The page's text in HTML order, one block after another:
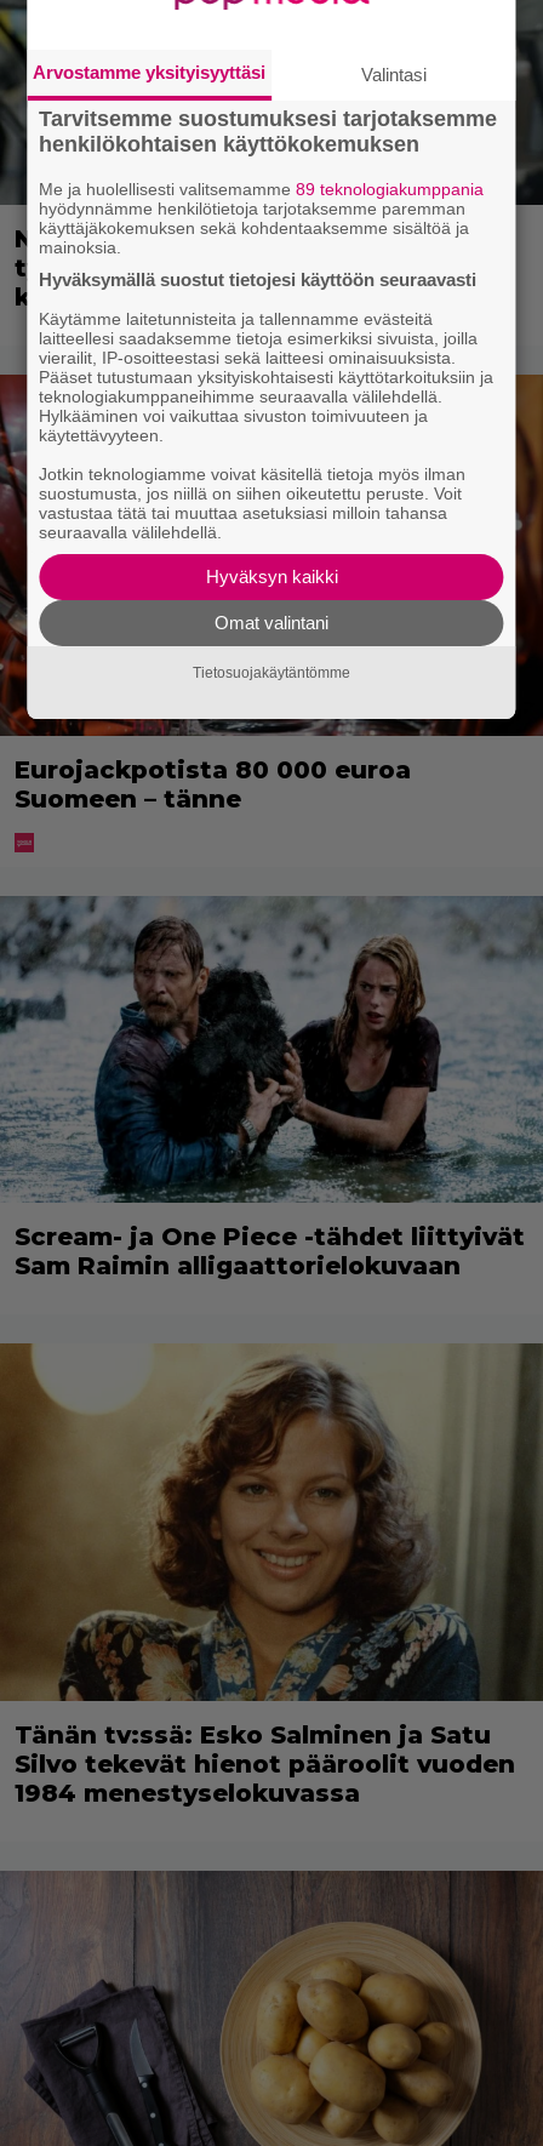
Nyt suoratoistossa: Guy Ritchien
tyylikäs vakoojaleffa – seikkailu
kylmän sodan keskellä
Eurojackpotista 80 000 euroa
Suomeen – tänne
Scream- ja One Piece -tähdet liittyivät
Sam Raimin alligaattorielokuvaan
Tänän tv:ssä: Esko Salminen ja Satu
Silvo tekevät hienot pääroolit vuoden
1984 menestyselokuvassa
Arvostamme yksityisyyttäsi Valintasi
Tarvitsemme suostumuksesi tarjotaksemme
henkilökohtaisen käyttökokemuksen
Me ja huolellisesti valitsemamme89 teknologiakumppania
hyödynnämme henkilötietoja tarjotaksemme paremman
käyttäjäkokemuksen sekä kohdentaaksemme sisältöä ja
mainoksia.
Hyväksymällä suostut tietojesi käyttöön seuraavasti
Käytämme laitetunnisteita ja tallennamme evästeitä
laitteellesi saadaksemme tietoja esimerkiksi sivuista, joilla
vierailit, IP-osoitteestasi sekä laitteesi ominaisuuksista.
Pääset tutustumaan yksityiskohtaisesti käyttötarkoituksiin ja
teknologiakumppaneihimme seuraavalla välilehdellä.
Hylkääminen voi vaikuttaa sivuston toimivuuteen ja
käytettävyyteen.
Jotkin teknologiamme voivat käsitellä tietoja myös ilman
suostumusta, jos niillä on siihen oikeutettu peruste. Voit
vastustaa tätä tai muuttaa asetuksiasi milloin tahansa
seuraavalla välilehdellä.
Hyväksyn kaikki
Omat valintani
Tietosuojakäytäntömme